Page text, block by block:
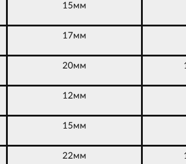
15мм
17мм
20мм
12мм
15мм
22мм